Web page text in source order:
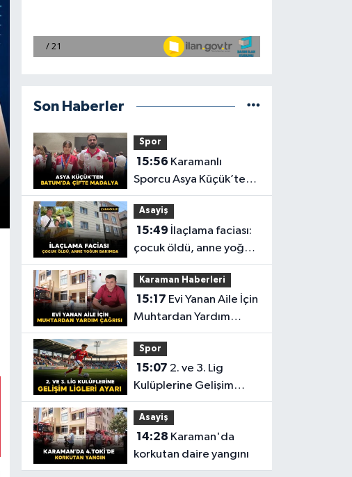
Son Haberler
Spor
15:56
Sporcu Asya Küçük’ten
Batum’da Çifte Madalya
Asayiş
15:49
çocuk öldü, anne yoğun
bakımda
Karaman Haberleri
15:17
Muhtardan Yardım
Çağrısı
Spor
15:07
Kulüplerine Gelişim
Ligleri Ayarı
Asayiş
14:28
korkutan daire yangını